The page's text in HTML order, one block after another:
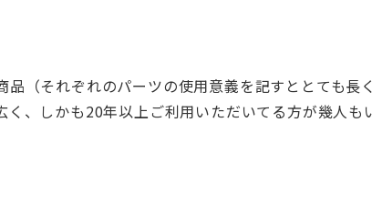
品（それぞれのパーツの使用意義を記すととても長
く、しかも20年以上ご利用いただいてる方が幾人も